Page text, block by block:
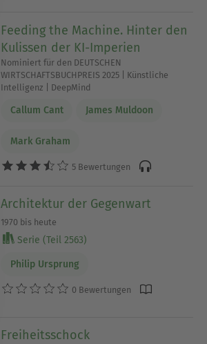
Feeding the Machine. Hinter den
Kulissen der KI-Imperien
Nominiert für den DEUTSCHEN
WIRTSCHAFTSBUCHPREIS 2025 | Künstliche
Intelligenz | DeepMind
Callum Cant James Muldoon
Mark Graham
5 Bewertungen
Architektur der Gegenwart
1970 bis heute
Serie (Teil 2563)
Philip Ursprung
0 Bewertungen
Freiheitsschock